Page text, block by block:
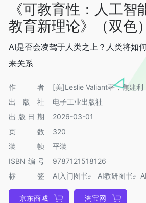
《可教育性：人工智
教育新理论》（双色）
AI是否会凌驾于人类之上？人类将如
来关系
作者
[美]Leslie Valiant著，焦建利
出版社
电子工业出版社
出版日期
2026-03-01
页数
320
装帧
平装
ISBN编号
9787121518126
标签
AI入门图书 AI教研图书
京东商城 淘宝网